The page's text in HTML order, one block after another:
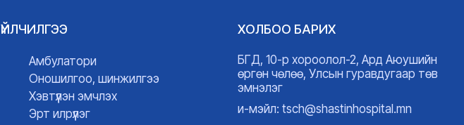
ҮЙЛЧИЛГЭЭ
Амбулатори
Оношилгоо, шинжилгээ
Хэвтүүлэн эмчлэх
Эрт илрүүлэг
ХОЛБОО БАРИХ
БГД, 10-р хороолол-2, Ард Аюушийн
өргөн чөлөө, Улсын гуравдугаар төв
эмнэлэг
и-мэйл: tsch@shastinhospital.mn